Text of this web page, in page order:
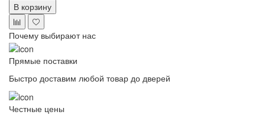
В корзину
Почему выбирают нас
Прямые поставки
Быстро доставим любой товар до дверей
Честные цены